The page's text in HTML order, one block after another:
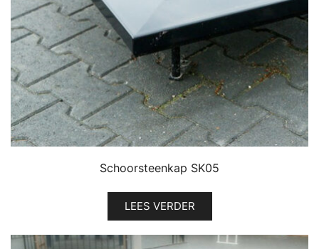
Schoorsteenkap SK05
LEES VERDER